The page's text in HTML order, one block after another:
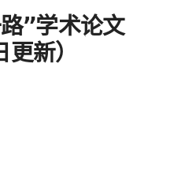
”学术论文
新）